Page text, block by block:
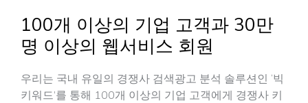
100개 이상의 기업 고객과 30만
명 이상의 웹서비스 회원
우리는 국내 유일의 경쟁사 검색광고 분석 솔루션인 ‘빅
키워드’를 통해 100개 이상의 기업 고객에게 경쟁사 키